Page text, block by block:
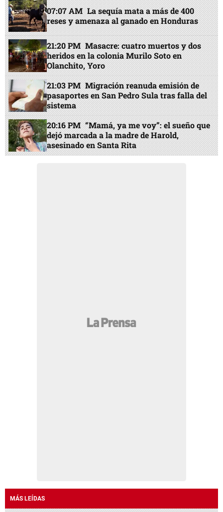
07:07 AM La sequía mata a más de 400
reses y amenaza al ganado en Honduras
21:20 PM Masacre: cuatro muertos y dos
heridos en la colonia Murilo Soto en
Olanchito, Yoro
21:03 PM Migración reanuda emisión de
pasaportes en San Pedro Sula tras falla del
sistema
20:16 PM “Mamá, ya me voy”: el sueño que
dejó marcada a la madre de Harold,
asesinado en Santa Rita
MÁS LEÍDAS